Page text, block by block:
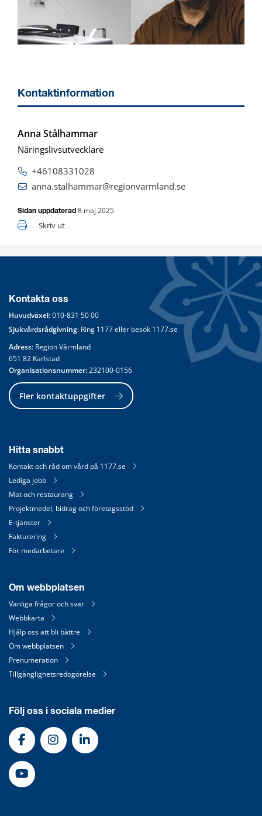
Kontaktinformation
Anna Stålhammar
Näringslivsutvecklare
+46108331028
anna.stalhammar@regionvarmland.se
Sidan uppdaterad 8 maj 2025
Skriv ut
Kontakta oss
Huvudväxel: 010-831 50 00
Sjukvårdsrådgivning: Ring 1177 eller besök 1177.se
Adress: Region Värmland
651 82 Karlstad
Organisationsnummer: 232100-0156
Fler kontaktuppgifter
Hitta snabbt
Kontakt och råd om vård på 1177.se
Lediga jobb
Mat och restaurang
Projektmedel, bidrag och företagsstöd
E-tjänster
Fakturering
För medarbetare
Om webbplatsen
Vanliga frågor och svar
Webbkarta
Hjälp oss att bli bättre
Om webbplatsen
Prenumeration
Tillgänglighetsredogörelse
Följ oss i sociala medier